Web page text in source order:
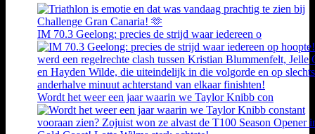
IM 70.3 Geelong: precies de strijd waar iedereen o
Wordt het weer een jaar waarin we Taylor Knibb con